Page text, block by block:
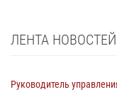
ЛЕНТА НОВОСТЕЙ
Руководитель